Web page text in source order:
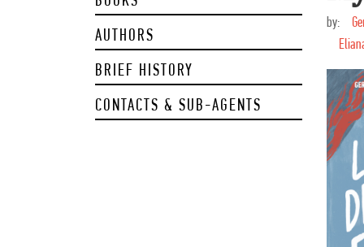
AUTHORS
BRIEF HISTORY
CONTACTS & SUB-AGENTS
by: